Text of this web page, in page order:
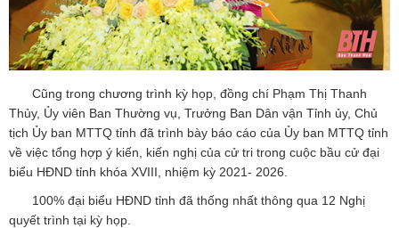
Cũng trong chương trình kỳ họp, đồng chí Phạm Thị Thanh
Thủy, Ủy viên Ban Thường vụ, Trưởng Ban Dân vận Tỉnh ủy, Chủ
tịch Ủy ban MTTQ tỉnh đã trình bày báo cáo của Ủy ban MTTQ tỉnh
về việc tổng hợp ý kiến, kiến nghị của cử tri trong cuộc bầu cử đại
biểu HĐND tỉnh khóa XVIII, nhiệm kỳ 2021- 2026.
100% đại biểu HĐND tỉnh đã thống nhất thông qua 12 Nghị
quyết trình tại kỳ họp.